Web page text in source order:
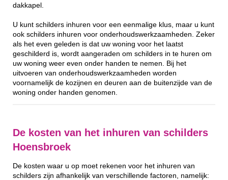
dakkapel.
U kunt schilders inhuren voor een eenmalige klus, maar u kunt
ook schilders inhuren voor onderhoudswerkzaamheden. Zeker
als het even geleden is dat uw woning voor het laatst
geschilderd is, wordt aangeraden om schilders in te huren om
uw woning weer even onder handen te nemen. Bij het
uitvoeren van onderhoudswerkzaamheden worden
voornamelijk de kozijnen en deuren aan de buitenzijde van de
woning onder handen genomen.
De kosten van het inhuren van schilders
Hoensbroek
De kosten waar u op moet rekenen voor het inhuren van
schilders zijn afhankelijk van verschillende factoren, namelijk: